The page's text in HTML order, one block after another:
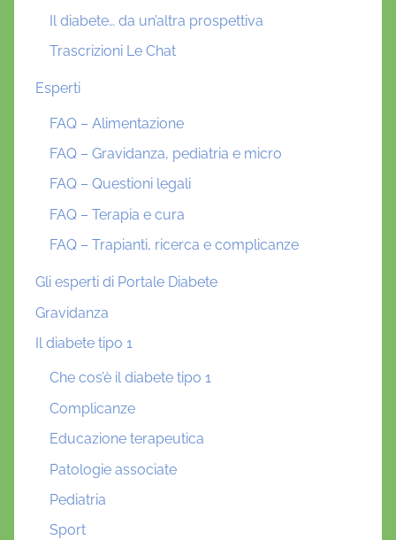
Il diabete… da un’altra prospettiva
Trascrizioni Le Chat
Esperti
FAQ – Alimentazione
FAQ – Gravidanza, pediatria e micro
FAQ – Questioni legali
FAQ – Terapia e cura
FAQ – Trapianti, ricerca e complicanze
Gli esperti di Portale Diabete
Gravidanza
Il diabete tipo 1
Che cos’è il diabete tipo 1
Complicanze
Educazione terapeutica
Patologie associate
Pediatria
Sport